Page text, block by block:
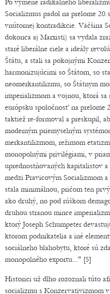
Po výmene radikálneho
Socializmus padol na prelome
vnútornej kontradikcie. Väčšina
dokonca aj Marxisti) sa vydala
staré liberálne ciele a ideály
Štátu, a stali sa pokojnými
harmonizujúcimi so Štátom, so
neomerkantilizmu, so Štátnym
imperializmom a vojnou, ktorá sa
európsku spoločnosť na prelome
taktiež re-formoval a preskupil,
moderným priemyselným
merkantilizmom, režimom
monopolnými privilégiami, v
uprednostňovaných kapitalistov
medzi Pravicovým Socializmom
stala minimálnou, pričom ten
ako druhý, no pod rúškom
druhou stranou mince
ktorý Joseph Schumpeter
ktorom podnikatelia a iné
sociálneho blahobytu, ktoré sú
monopolného exportu..." [5]
Historici už dlho rozoznali túto
socializmu s Konzervativizmom